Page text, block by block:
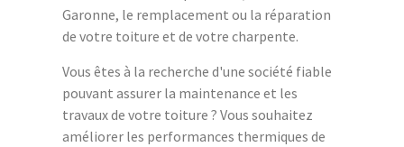
Garonne, le remplacement ou la réparation
de votre toiture et de votre charpente.
Vous êtes à la recherche d'une société fiable
pouvant assurer la maintenance et les
travaux de votre toiture ? Vous souhaitez
améliorer les performances thermiques de